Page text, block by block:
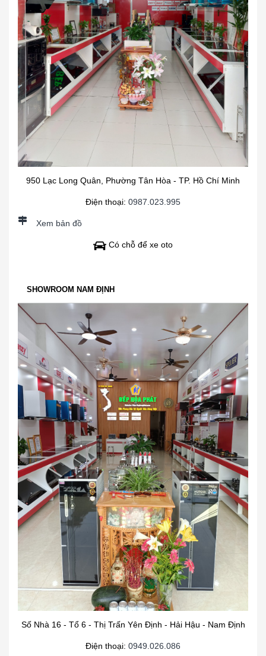
950 Lạc Long Quân, Phường Tân Hòa - TP. Hồ Chí Minh
Điện thoại: 0987.023.995
Xem bản đồ
Có chỗ để xe oto
SHOWROOM NAM ĐỊNH
Số Nhà 16 - Tổ 6 - Thị Trấn Yên Định - Hải Hậu - Nam Định
Điện thoại: 0949.026.086